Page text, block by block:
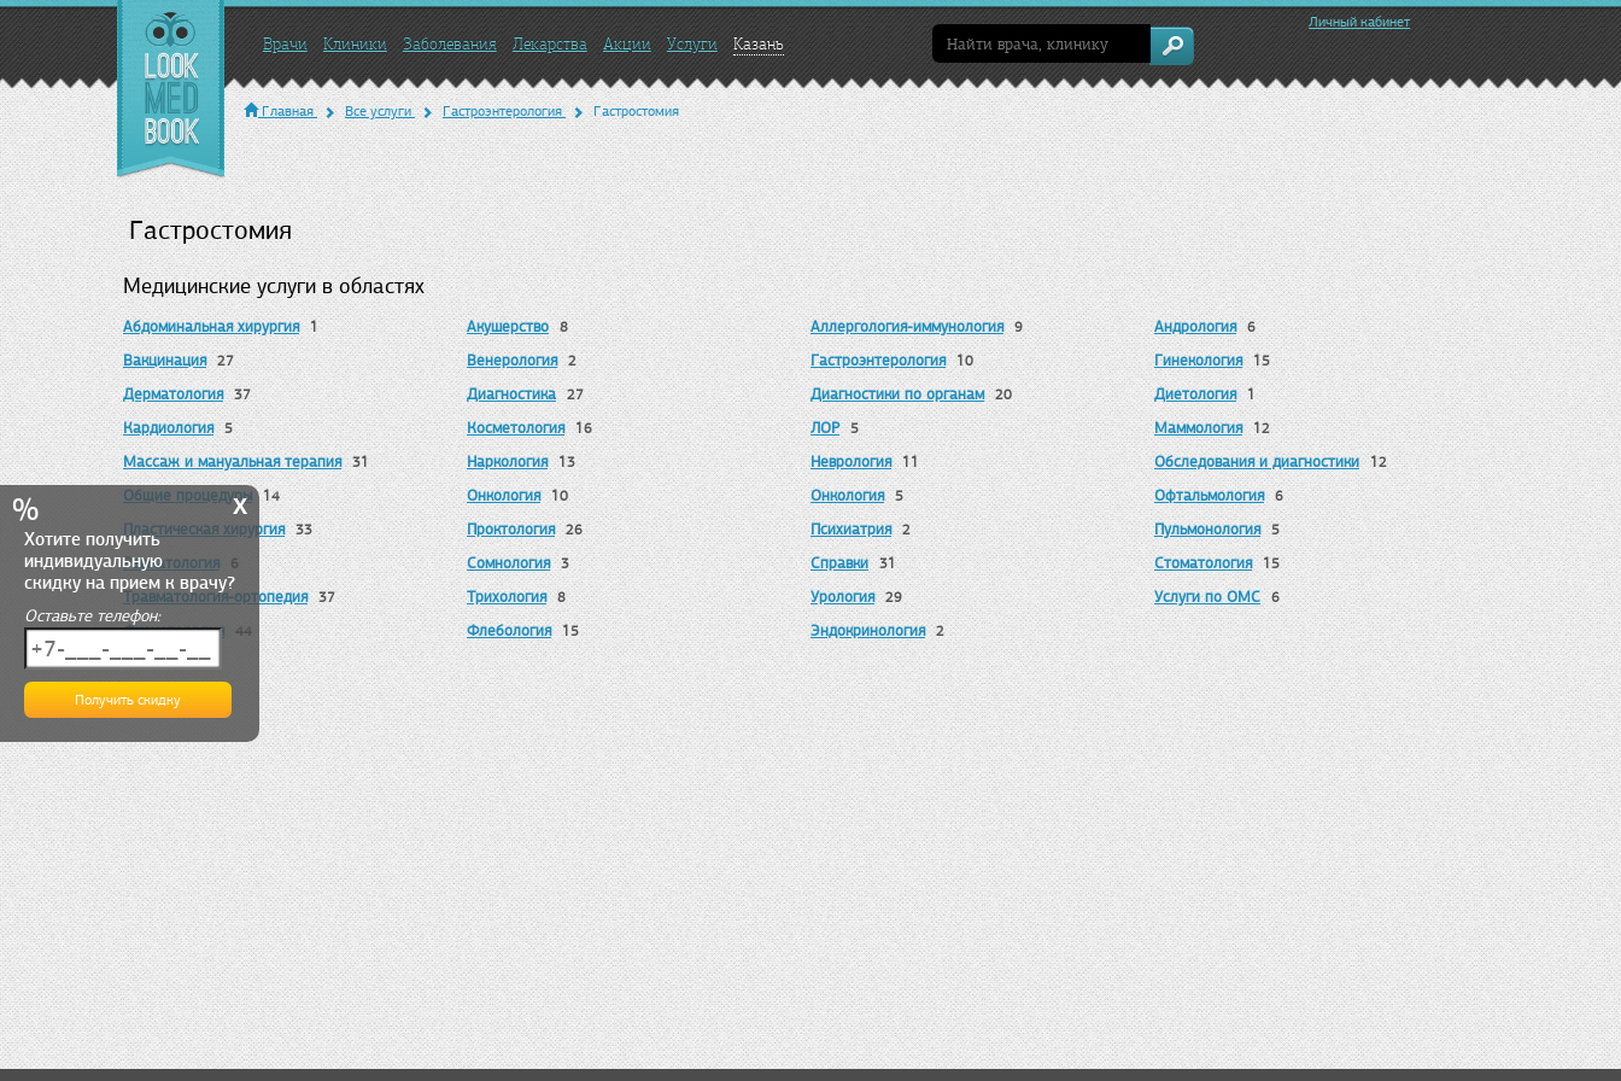
Врачи Клиники Заболевания Лекарства Акции Услуги Казань
Личный кабинет
Главная Все услуги Гастроэнтерология Гастростомия
Гастростомия
Медицинские услуги в областях
Абдоминальная хирургия 1 Акушерство 8 Аллергология-иммунология 9 Андрология 6
Вакцинация 27 Венерология 2 Гастроэнтерология 10 Гинекология 15
Дерматология 37 Диагностика 27 Диагностики по органам 20 Диетология 1
Кардиология 5 Косметология 16 ЛОР 5 Маммология 12
Массаж и мануальная терапия 31 Наркология 13 Неврология 11 Обследования и диагностики 12
Общие процедуры 14 Онкология 10 Онкология 5 Офтальмология 6
Пластическая хирургия 33 Проктология 26 Психиатрия 2 Пульмонология 5
Ревматология 6 Сомнология 3 Справки 31 Стоматология 15
Травматология-ортопедия 37 Трихология 8 Урология 29 Услуги по ОМС 6
Физиотерапия 44 Флебология 15 Эндокринология 2
% x
Хотите получить
индивидуальную
скидку на прием к врачу?
Оставьте телефон: